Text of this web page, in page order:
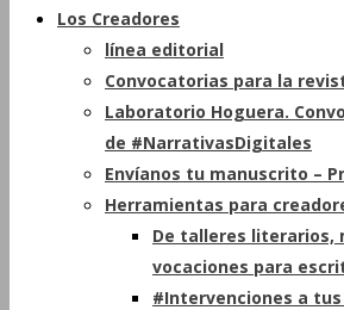
Los Creadores
línea editorial
Convocatorias para la
Laboratorio Hoguera.
de #NarrativasDigitales
Envíanos tu manuscrito –
Herramientas para
De talleres literarios,
vocaciones para
#Intervenciones a